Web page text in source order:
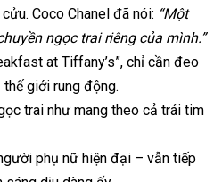
Coco Chanel đã nói: “Một
ngọc trai riêng của mình.”
at Tiffany’s”, chỉ cần đeo
giới rung động.
trai như mang theo cả trái tim
phụ nữ hiện đại – vẫn tiếp